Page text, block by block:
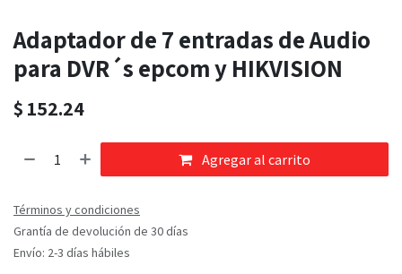
Adaptador de 7 entradas de Audio
para DVR´s epcom y HIKVISION
$ 152.24
Agregar al carrito
Términos y condiciones
Grantía de devolución de 30 días
Envío: 2-3 días hábiles